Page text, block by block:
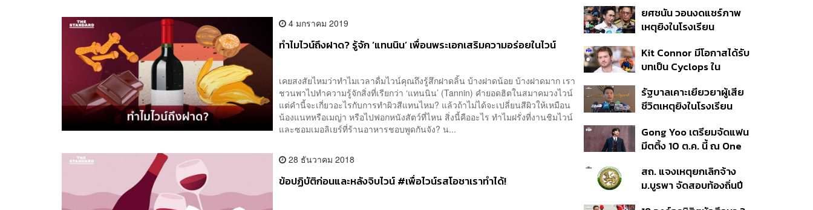
4 มกราคม 2019
ทำไมไวน์ถึงฝาด? รู้จัก ‘แทนนิน’ เพื่อนพระเอกเสริมความอร่อยในไวน์
เคยสงสัยไหมว่าทำไมเวลาดื่มไวน์คุณถึงรู้สึกฝาดลิ้น บ้างฝาดน้อย บ้างฝาดมาก เรา
ชวนพาไปทำความรู้จักสิ่งที่เรียกว่า ‘แทนนิน’ (Tannin) คำยอดฮิตในสมาคมวงไวน์
แต่คำนี้จะเกี่ยวอะไรกับการทำผิวสีแทนไหม? แล้วถ้าไม่ได้จะเปลี่ยนสีผิวให้เหมือน
น้องแนทหรือเมญ่า หรือไปฟอกหนังสัตว์ที่ไหน สิ่งนี้คืออะไร ทำไมฝรั่งที่งานชิมไวน์
และซอมเมอลิเยร์ที่ร้านอาหารชอบพูดกันจัง? น...
28 ธันวาคม 2018
ข้อปฏิบัติก่อนและหลังจิบไวน์ #เพื่อไวน์รสโอชาเราทำได้!
ข้ามแดน-สารพิษในแม่น้ำ
ยศชนัน วอนงดแชร์ภาพ
เหตุยิงในโรงเรียน
เรียนชั่วคราว-เร่งเยียวยา
จิตใจ
Kit Connor มีโอกาสได้รับ
บทเป็น Cyclops ใน
เวอร์ชันใหม่
รัฐบาลเคาะเยียวยาผู้เสีย
ชีวิตเหตุยิงในโรงเรียน
เหตุในอดีต เข้าเกณฑ์
สาธารณภัย พร้อมเร่งจ่าย
Gong Yoo เตรียมจัดแฟน
มีตติ้ง 10 ต.ค. นี้ ณ One
สถ. แจงเหตุยกเลิกจ้าง
ม.บูรพา จัดสอบท้องถิ่นปี